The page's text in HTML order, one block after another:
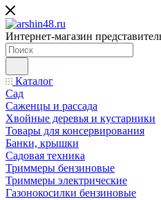
Интернет-магазин
Каталог
Сад
Саженцы и рассада
Хвойные деревья и кустарники
Товары для консервирования
Банки, крышки
Садовая техника
Триммеры бензиновые
Триммеры электрические
Газонокосилки бензиновые